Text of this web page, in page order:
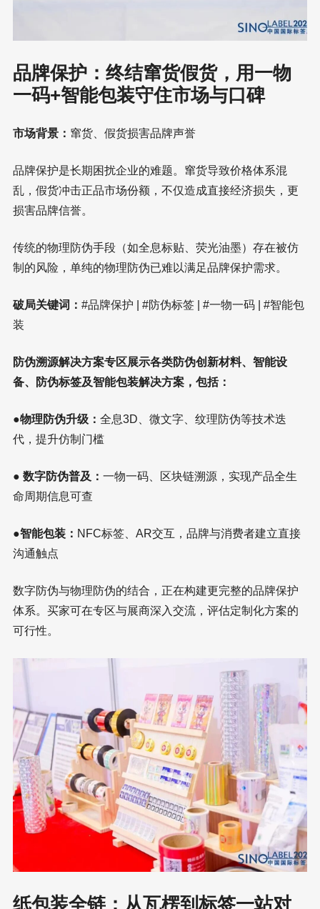
品牌保护：终结窜货假货，用一物
一码+智能包装守住市场与口碑
市场背景： 窜货、假货损害品牌声誉
品牌保护是长期困扰企业的难题。窜货导致价格体系混
乱，假货冲击正品市场份额，不仅造成直接经济损失，更
损害品牌信誉。
传统的物理防伪手段（如全息标贴、荧光油墨）存在被仿
制的风险，单纯的物理防伪已难以满足品牌保护需求。
破局关键词： #品牌保护 | #防伪标签 | #一物一码 | #智能包
装
防伪溯源解决方案专区展示各类防伪创新材料、智能设
备、防伪标签及智能包装解决方案，包括：
●物理防伪升级： 全息3D、微文字、纹理防伪等技术迭
代，提升仿制门槛
● 数字防伪普及： 一物一码、区块链溯源，实现产品全生
命周期信息可查
●智能包装： NFC标签、AR交互，品牌与消费者建立直接
沟通触点
数字防伪与物理防伪的结合，正在构建更完整的品牌保护
体系。买家可在专区与展商深入交流，评估定制化方案的
可行性。
纸包装全链：从瓦楞到标签一站对